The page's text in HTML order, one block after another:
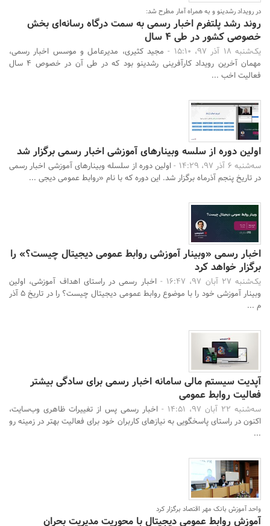
در رویداد رشدینو و به همراه آمار مطرح شد:
روند رشد پلتفرم اخبار رسمی به سمت درگاه رسانه‌ای بخش
خصوصی کشور در طی 4 سال
یک‌شنبه 18 آذر 97، 15:10 -
مجید کثیری، مدیرعامل و موسس اخبار رسمی،
مهمان آخرین رویداد کارآفرینی رشدینو بود که در طی آن در خصوص 4 سال
فعالیت اخب ...
اولین دوره از سلسه وبینارهای آموزشی اخبار رسمی برگزار شد
سه‌شنبه 6 آذر 97، 14:29 -
اولین دوره از سلسله وبینارهای آموزشی اخبار رسمی
در تاریخ پنجم آذرماه برگزار شد. این دوره که با نام «روابط عمومی دیجی ...
اخبار رسمی «وبینار آموزشی روابط عمومی دیجیتال چیست؟» را
برگزار خواهد کرد
یک‌شنبه 27 آبان 97، 16:47 -
اخبار رسمی در راستای اهداف آموزشی، اولین
وبینار آموزشی خود را با موضوع روابط عمومی دیجیتال چیست؟ را در تاریخ 5 آذر
م ...
آپدیت سیستم مالی سامانه اخبار رسمی برای سادگی بیشتر
فعالیت روابط عمومی
سه‌شنبه 22 آبان 97، 14:51 -
اخبار رسمی پس از تغییرات ظاهری وب‌سایت،
اکنون در راستای پاسخگویی به نیازهای کاربران خود برای فعالیت بهتر در زمینه رو
...
واحد آموزش بانک مهر اقتصاد برگزار کرد
آموزش روابط عمومی دیجیتال با محوریت مدیریت بحران